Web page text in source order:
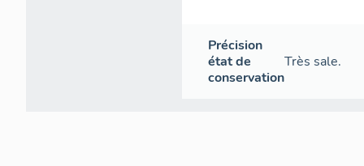
Précision
état de
conservation
Très sale.